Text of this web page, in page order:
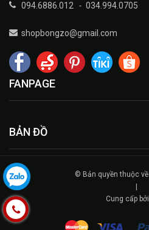
094.6886.012 - 034.994.0705
shopbongzo@gmail.com
FANPAGE
BẢN ĐỒ
© Bản quyền thuộc về
Cung cấp bởi